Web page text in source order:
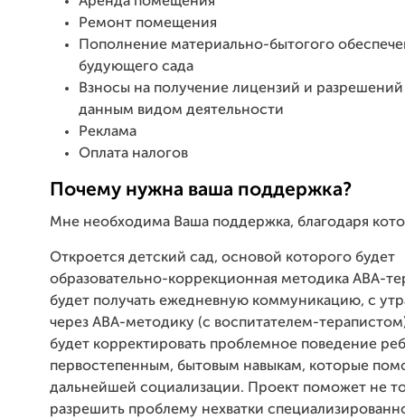
Ремонт помещения
Пополнение материально-бытогого
будующего сада
Взносы на получение лицензий и разрешений
данным видом деятельности
Реклама
Оплата налогов
Почему нужна ваша поддержка?
Мне необходима Ваша поддержка, благодаря
Откроется детский сад, основой которого будет
образовательно-коррекционная методика АВА-
будет получать ежедневную коммуникацию, с
через АВА-методику (с воспитателем-
будет корректировать проблемное поведение
первостепенным, бытовым навыкам, которые
дальнейшей социализации. Проект поможет не
разрешить проблему нехватки